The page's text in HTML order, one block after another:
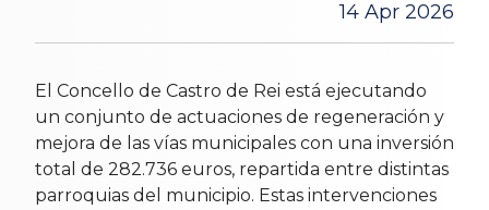
14 Apr 2026
El Concello de Castro de Rei está ejecutando
un conjunto de actuaciones de regeneración y
mejora de las vías municipales con una inversión
total de 282.736 euros, repartida entre distintas
parroquias del municipio. Estas intervenciones